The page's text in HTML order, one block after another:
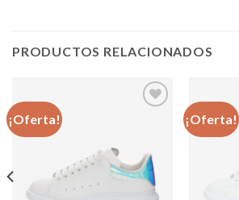
PRODUCTOS RELACIONADOS
¡Oferta!
a la
lista de
deseos
¡Oferta!